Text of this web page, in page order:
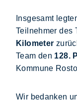
Insgesamt
Teilnehmer des
Kilometer
Team den 128.
Kommune
Wir bedanken